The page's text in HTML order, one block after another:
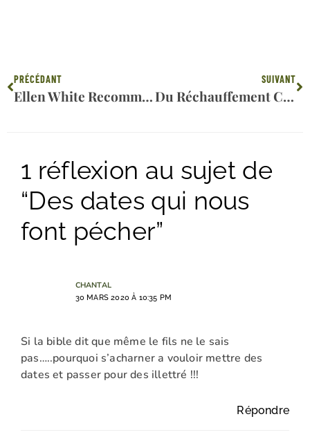
Précédent
PRÉCÉDANT
Ellen White Recommanderait-Elle Les Grandes Villes ?
SUIVANT
Du Réchauffement Climatique Au Dimanche
1 réflexion au sujet de
“Des dates qui nous
font pécher”
CHANTAL
30 MARS 2020 À 10:35 PM
Si la bible dit que même le fils ne le sais
pas…..pourquoi s’acharner a vouloir mettre des
dates et passer pour des illettré !!!
Répondre